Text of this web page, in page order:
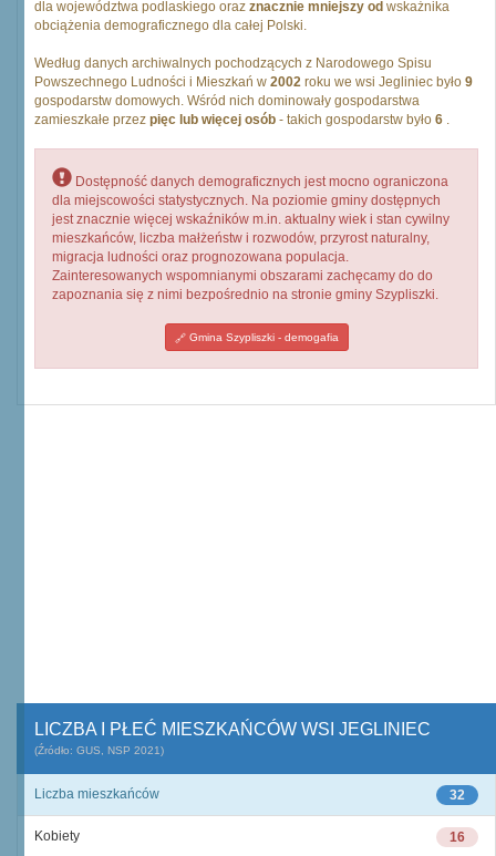
dla województwa podlaskiego oraz znacznie mniejszy od wskażnika
obciążenia demograficznego dla całej Polski.
Według danych archiwalnych pochodzących z Narodowego Spisu
Powszechnego Ludności i Mieszkań w 2002 roku we wsi Jegliniec było 9
gospodarstw domowych. Wśród nich dominowały gospodarstwa
zamieszkałe przez pięc lub więcej osób - takich gospodarstw było 6 .
Dostępność danych demograficznych jest mocno ograniczona
dla miejscowości statystycznych. Na poziomie gminy dostępnych
jest znacznie więcej wskaźników m.in. aktualny wiek i stan cywilny
mieszkańców, liczba małżeństw i rozwodów, przyrost naturalny,
migracja ludności oraz prognozowana populacja.
Zainteresowanych wspomnianymi obszarami zachęcamy do do
zapoznania się z nimi bezpośrednio na stronie gminy Szypliszki.
Gmina Szypliszki - demogafia
LICZBA I PŁEĆ MIESZKAŃCÓW WSI JEGLINIEC
(Źródło: GUS, NSP 2021)
32
Liczba mieszkańców
16
Kobiety